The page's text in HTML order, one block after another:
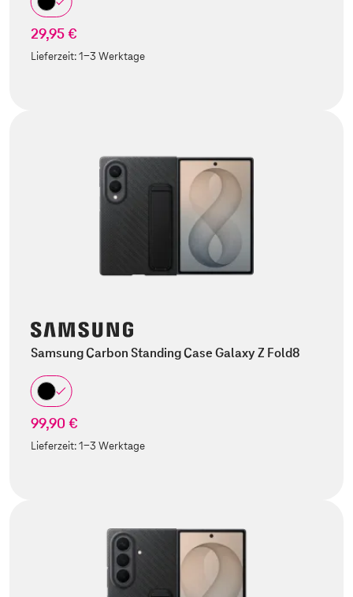
29,95 €
Lieferzeit:1-3 Werktage
Samsung Carbon Standing Case Galaxy Z Fold8
99,90 €
Lieferzeit:1-3 Werktage